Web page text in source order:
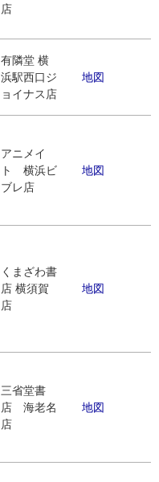
店
有隣堂 横
浜駅西口ジ
ョイナス店
地図
アニメイ
ト 横浜ビ
ブレ店
地図
くまざわ書
店 横須賀
店
地図
三省堂書
店 海老名
店
地図